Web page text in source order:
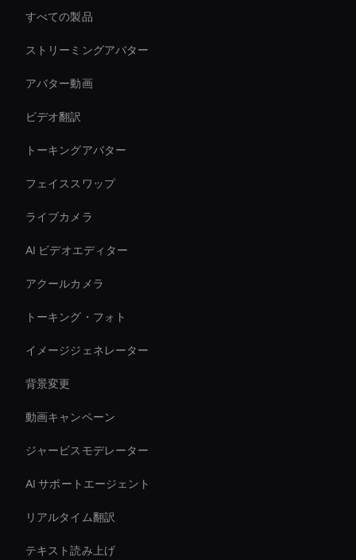
すべての製品
ストリーミングアバター
アバター動画
ビデオ翻訳
トーキングアバター
フェイススワップ
ライブカメラ
AI ビデオエディター
アクールカメラ
トーキング・フォト
イメージジェネレーター
背景変更
動画キャンペーン
ジャービスモデレーター
AI サポートエージェント
リアルタイム翻訳
テキスト読み上げ